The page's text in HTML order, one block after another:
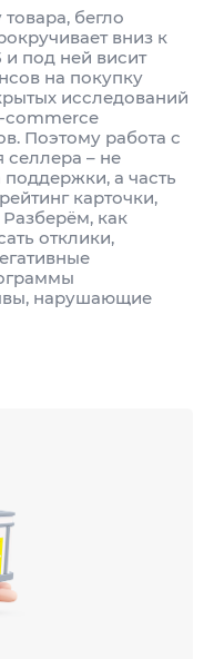
бегло
вниз к
под ней висит
на покупку
исследований
commerce
Поэтому работа с
селлера – не
поддержки, а часть
карточки,
как
отклики,
нарушающие